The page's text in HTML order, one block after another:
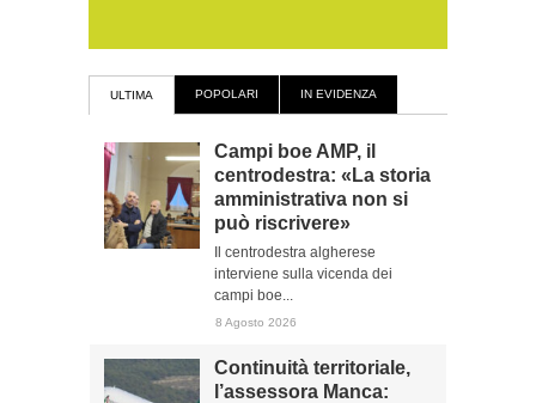
ULTIMA POPOLARI IN EVIDENZA
Campi boe AMP, il
centrodestra: «La storia
amministrativa non si
può riscrivere»
Il centrodestra algherese
interviene sulla vicenda dei
campi boe...
8 Agosto 2026
Continuità territoriale,
l’assessora Manca: